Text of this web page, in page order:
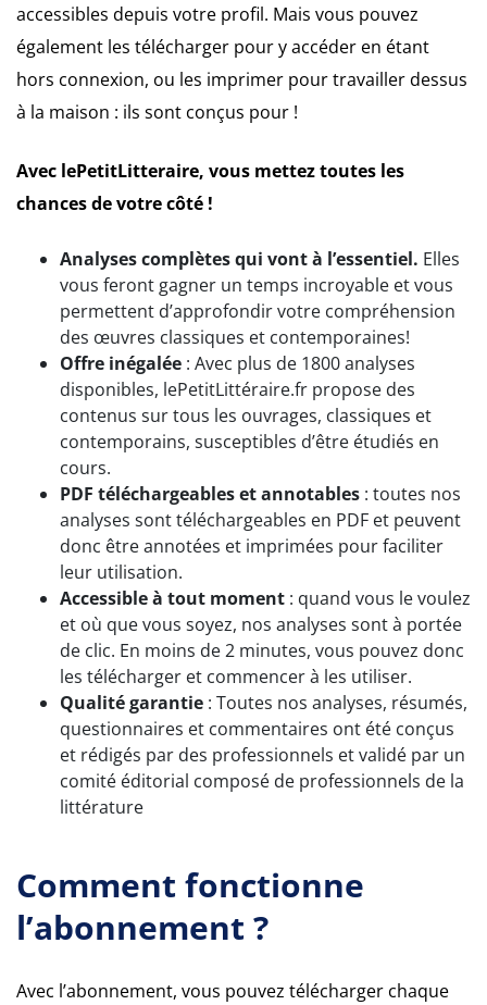
accessibles depuis votre profil. Mais vous pouvez
également les télécharger pour y accéder en étant
hors connexion, ou les imprimer pour travailler dessus
à la maison : ils sont conçus pour !
Avec lePetitLitteraire, vous mettez toutes les
chances de votre côté !
Analyses complètes qui vont à l’essentiel. Elles
vous feront gagner un temps incroyable et vous
permettent d’approfondir votre compréhension
des œuvres classiques et contemporaines!
Offre inégalée : Avec plus de 1800 analyses
disponibles, lePetitLittéraire.fr propose des
contenus sur tous les ouvrages, classiques et
contemporains, susceptibles d’être étudiés en
cours.
PDF téléchargeables et annotables : toutes nos
analyses sont téléchargeables en PDF et peuvent
donc être annotées et imprimées pour faciliter
leur utilisation.
Accessible à tout moment : quand vous le voulez
et où que vous soyez, nos analyses sont à portée
de clic. En moins de 2 minutes, vous pouvez donc
les télécharger et commencer à les utiliser.
Qualité garantie : Toutes nos analyses, résumés,
questionnaires et commentaires ont été conçus
et rédigés par des professionnels et validé par un
comité éditorial composé de professionnels de la
littérature
Comment fonctionne
l’abonnement ?
Avec l’abonnement, vous pouvez télécharger chaque